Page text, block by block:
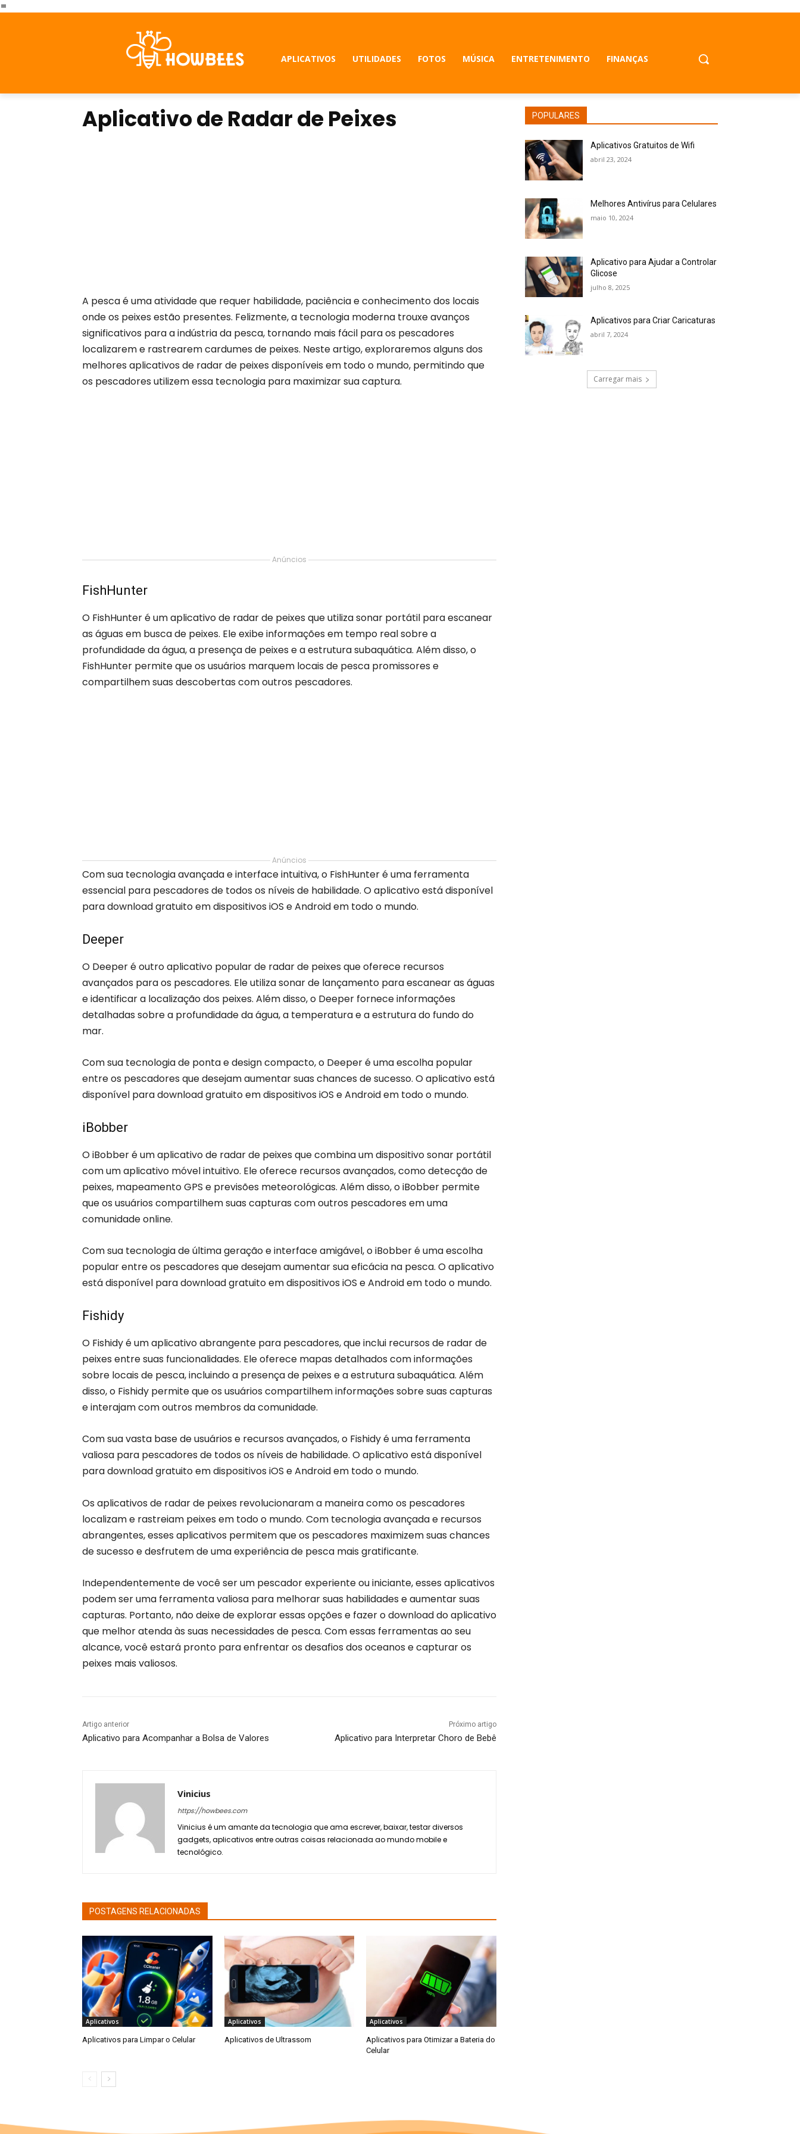
=
APLICATIVOS UTILIDADES FOTOS MÚSICA ENTRETENIMENTO FINANÇAS
Aplicativo de Radar de Peixes
A pesca é uma atividade que requer habilidade, paciência e conhecimento dos locais
onde os peixes estão presentes. Felizmente, a tecnologia moderna trouxe avanços
significativos para a indústria da pesca, tornando mais fácil para os pescadores
localizarem e rastrearem cardumes de peixes. Neste artigo, exploraremos alguns dos
melhores aplicativos de radar de peixes disponíveis em todo o mundo, permitindo que
os pescadores utilizem essa tecnologia para maximizar sua captura.
Anúncios
FishHunter
O FishHunter é um aplicativo de radar de peixes que utiliza sonar portátil para escanear
as águas em busca de peixes. Ele exibe informações em tempo real sobre a
profundidade da água, a presença de peixes e a estrutura subaquática. Além disso, o
FishHunter permite que os usuários marquem locais de pesca promissores e
compartilhem suas descobertas com outros pescadores.
Anúncios
Com sua tecnologia avançada e interface intuitiva, o FishHunter é uma ferramenta
essencial para pescadores de todos os níveis de habilidade. O aplicativo está disponível
para download gratuito em dispositivos iOS e Android em todo o mundo.
Deeper
O Deeper é outro aplicativo popular de radar de peixes que oferece recursos
avançados para os pescadores. Ele utiliza sonar de lançamento para escanear as águas
e identificar a localização dos peixes. Além disso, o Deeper fornece informações
detalhadas sobre a profundidade da água, a temperatura e a estrutura do fundo do
mar.
Com sua tecnologia de ponta e design compacto, o Deeper é uma escolha popular
entre os pescadores que desejam aumentar suas chances de sucesso. O aplicativo está
disponível para download gratuito em dispositivos iOS e Android em todo o mundo.
iBobber
O iBobber é um aplicativo de radar de peixes que combina um dispositivo sonar portátil
com um aplicativo móvel intuitivo. Ele oferece recursos avançados, como detecção de
peixes, mapeamento GPS e previsões meteorológicas. Além disso, o iBobber permite
que os usuários compartilhem suas capturas com outros pescadores em uma
comunidade online.
Com sua tecnologia de última geração e interface amigável, o iBobber é uma escolha
popular entre os pescadores que desejam aumentar sua eficácia na pesca. O aplicativo
está disponível para download gratuito em dispositivos iOS e Android em todo o mundo.
Fishidy
O Fishidy é um aplicativo abrangente para pescadores, que inclui recursos de radar de
peixes entre suas funcionalidades. Ele oferece mapas detalhados com informações
sobre locais de pesca, incluindo a presença de peixes e a estrutura subaquática. Além
disso, o Fishidy permite que os usuários compartilhem informações sobre suas capturas
e interajam com outros membros da comunidade.
Com sua vasta base de usuários e recursos avançados, o Fishidy é uma ferramenta
valiosa para pescadores de todos os níveis de habilidade. O aplicativo está disponível
para download gratuito em dispositivos iOS e Android em todo o mundo.
Os aplicativos de radar de peixes revolucionaram a maneira como os pescadores
localizam e rastreiam peixes em todo o mundo. Com tecnologia avançada e recursos
abrangentes, esses aplicativos permitem que os pescadores maximizem suas chances
de sucesso e desfrutem de uma experiência de pesca mais gratificante.
Independentemente de você ser um pescador experiente ou iniciante, esses aplicativos
podem ser uma ferramenta valiosa para melhorar suas habilidades e aumentar suas
capturas. Portanto, não deixe de explorar essas opções e fazer o download do aplicativo
que melhor atenda às suas necessidades de pesca. Com essas ferramentas ao seu
alcance, você estará pronto para enfrentar os desafios dos oceanos e capturar os
peixes mais valiosos.
Artigo anterior
Aplicativo para Acompanhar a Bolsa de Valores
Próximo artigo
Aplicativo para Interpretar Choro de Bebê
Vinicius
https://howbees.com
Vinicius é um amante da tecnologia que ama escrever, baixar, testar diversos
gadgets, aplicativos entre outras coisas relacionada ao mundo mobile e
tecnológico.
POSTAGENS RELACIONADAS
Aplicativos
Aplicativos para Limpar o Celular
Aplicativos
Aplicativos de Ultrassom
Aplicativos
Aplicativos para Otimizar a Bateria do
Celular
POPULARES
Aplicativos Gratuitos de Wifi
abril 23, 2024
Melhores Antivírus para Celulares
maio 10, 2024
Aplicativo para Ajudar a Controlar
Glicose
julho 8, 2025
Aplicativos para Criar Caricaturas
abril 7, 2024
Carregar mais